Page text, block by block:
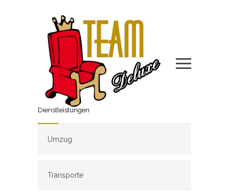
Dienstleistungen
Umzug
Transporte